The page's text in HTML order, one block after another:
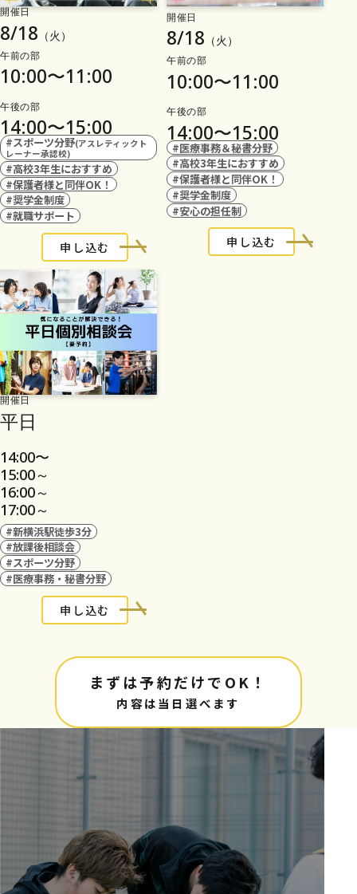
開催日
8/18 （火）
午前の部
10:00〜11:00
午後の部
14:00〜15:00
#スポーツ分野(アスレティックト
レーナー承認校)
#高校3年生におすすめ
#保護者様と同伴OK！
#奨学金制度
#就職サポート
申し込む
開催日
8/18 （火）
午前の部
10:00〜11:00
午後の部
14:00〜15:00
#医療事務＆秘書分野
#高校3年生におすすめ
#保護者様と同伴OK！
#奨学金制度
#安心の担任制
申し込む
開催日
平日
14:00〜
15:00～
16:00～
17:00～
#新横浜駅徒歩3分
#放課後相談会
#スポーツ分野
#医療事務・秘書分野
申し込む
まずは予約だけでOK！
内容は当日選べます